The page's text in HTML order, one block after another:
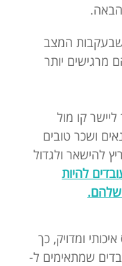
שבעקבות המצב
מרגישים יותר
קו מול
ושכר טובים
להישאר ולגדול
להיות
שלהם.
ומדויק, כך
שמתאימים ל-